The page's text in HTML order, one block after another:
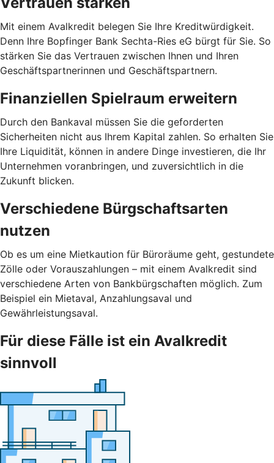
Mit einem Avalkredit belegen Sie Ihre Kreditwürdigkeit.
Denn Ihre Bopfinger Bank Sechta-Ries eG bürgt für Sie. So
stärken Sie das Vertrauen zwischen Ihnen und Ihren
Geschäftspartnerinnen und Geschäftspartnern.
Finanziellen Spielraum erweitern
Durch den Bankaval müssen Sie die geforderten
Sicherheiten nicht aus Ihrem Kapital zahlen. So erhalten Sie
Ihre Liquidität, können in andere Dinge investieren, die Ihr
Unternehmen voranbringen, und zuversichtlich in die
Zukunft blicken.
Verschiedene Bürgschaftsarten
nutzen
Ob es um eine Mietkaution für Büroräume geht, gestundete
Zölle oder Vorauszahlungen – mit einem Avalkredit sind
verschiedene Arten von Bankbürgschaften möglich. Zum
Beispiel ein Mietaval, Anzahlungsaval und
Gewährleistungsaval.
Für diese Fälle ist ein Avalkredit
sinnvoll